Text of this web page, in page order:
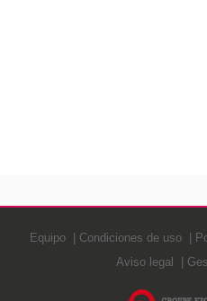
Equipo Condiciones de uso
Aviso legal